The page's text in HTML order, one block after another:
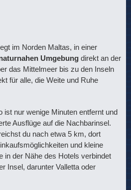
im Norden Maltas, in einer
Umgebung direkt an der
das Mittelmeer bis zu den Inseln
für alle, die Weite und Ruhe
ist nur wenige Minuten entfernt und
Ausflüge auf die Nachbarinsel.
du nach etwa 5 km, dort
und kleine
in der Nähe des Hotels verbindet
Insel, darunter Valletta oder